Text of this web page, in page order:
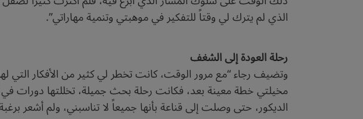
الذي لم يترك لي وقتاً للتفكير في موهبتي وتنمية مهاراتي”.
رحلة العودة إلى الشغف
وتضيف رجاء “مع مرور الوقت، كانت تخطر لي كثير من الأفكار التي
مخيلتي خطة معينة بعد، فكانت رحلة بحث جميلة، تخللتها دورات في
الديكور، حتى وصلت إلى قناعة بأنها جميعاً لا تناسبني، ولم أشعر